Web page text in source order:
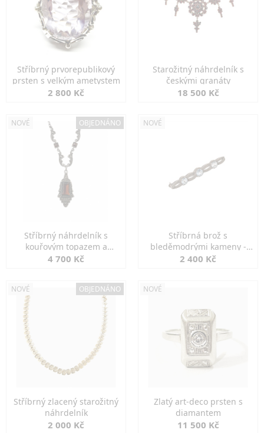
Stříbrný prvorepublikový
prsten s velkým ametystem
2 800 Kč
Starožitný náhrdelník s
českými granáty
18 500 Kč
NOVÉ OBJEDNÁNO
Stříbrný náhrdelník s
kouřovým topazem a
markazity
4 700 Kč
NOVÉ
Stříbrná brož s
bleděmodrými kameny -
jemná elegance
2 400 Kč
NOVÉ OBJEDNÁNO
Stříbrný zlacený starožitný
náhrdelník
2 000 Kč
NOVÉ
Zlatý art-deco prsten s
diamantem
11 500 Kč